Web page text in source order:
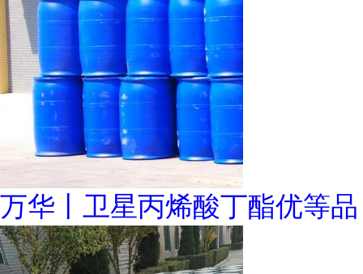
万华丨卫星丙烯酸丁酯优等品